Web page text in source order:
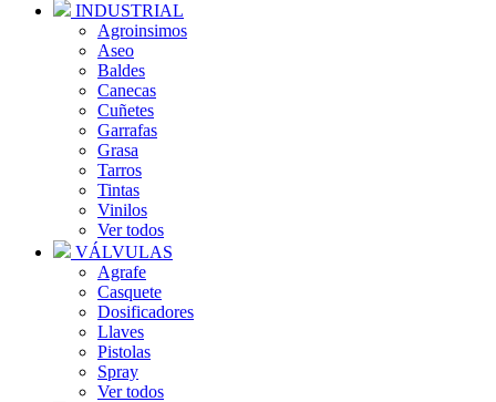
INDUSTRIAL
Agroinsimos
Aseo
Baldes
Canecas
Cuñetes
Garrafas
Grasa
Tarros
Tintas
Vinilos
Ver todos
VÁLVULAS
Agrafe
Casquete
Dosificadores
Llaves
Pistolas
Spray
Ver todos